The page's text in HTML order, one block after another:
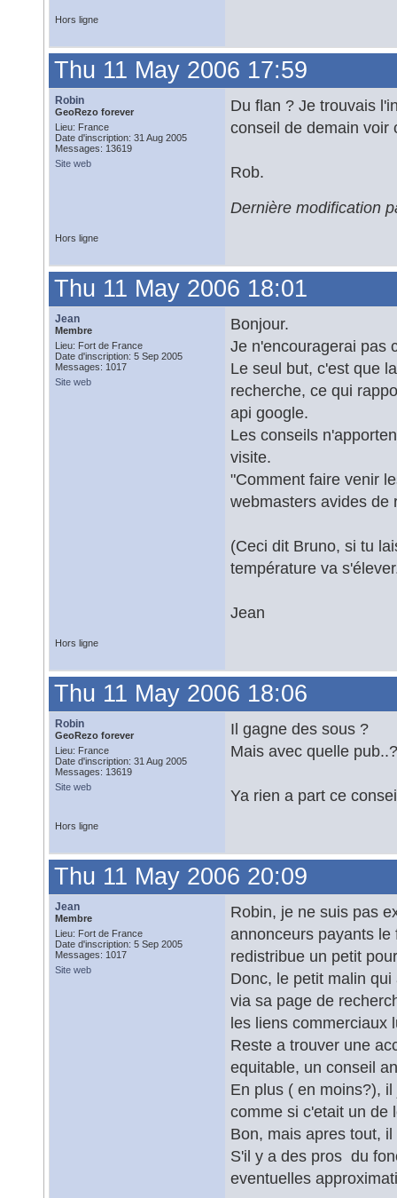
Hors ligne
Thu 11 May 2006 17:59
Robin
GeoRezo forever
Lieu: France
Date d'inscription: 31 Aug 2005
Messages: 13619
Site web
Du flan ? Je trouvais
conseil de demain voir
Rob.
Dernière modification
Hors ligne
Thu 11 May 2006 18:01
Jean
Membre
Lieu: Fort de France
Date d'inscription: 5 Sep 2005
Messages: 1017
Site web
Bonjour.
Je n'encouragerai pas
Le seul but, c'est que
recherche, ce qui
api google.
Les conseils
visite.
"Comment faire venir
webmasters avides de
(Ceci dit Bruno, si tu
température va
Jean
Hors ligne
Thu 11 May 2006 18:06
Robin
GeoRezo forever
Lieu: France
Date d'inscription: 31 Aug 2005
Messages: 13619
Site web
Il gagne des sous ?
Mais avec quelle pub..?
Ya rien a part ce
Hors ligne
Thu 11 May 2006 20:09
Jean
Membre
Lieu: Fort de France
Date d'inscription: 5 Sep 2005
Messages: 1017
Site web
Robin, je ne suis pas
annonceurs payants
redistribue un petit
Donc, le petit malin
via sa page de
les liens commerciaux
Reste a trouver une
equitable, un conseil
En plus ( en moins?),
comme si c'etait un de
Bon, mais apres tout,
S'il y a des pros du
eventuelles